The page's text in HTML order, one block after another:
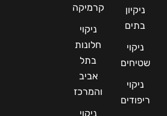
ניקיון
בתים
ניקוי
שטיחים
ניקוי
ריפודים
קרמיקה
ניקוי
חלונות
בתל
אביב
והמרכז
ניקוי